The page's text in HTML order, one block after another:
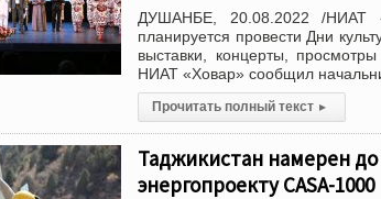
ДУШАНБЕ, 20.08.2022 /НИАТ
планируется провести Дни
выставки, концерты,
НИАТ «Ховар» сообщил
Прочитать полный текст ▸
Таджикистан намерен
энергопроекту CASA-1000